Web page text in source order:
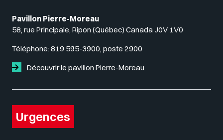
Pavillon Pierre-Moreau
58, rue Principale, Ripon (Québec) Canada J0V 1V0
Téléphone: 819 595-3900, poste 2900
Découvrir le pavillon Pierre-Moreau
Urgences